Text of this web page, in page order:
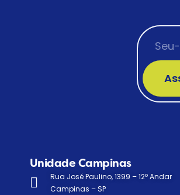
Unidade Campinas
Rua José Paulino, 1399 – 12º Andar
Campinas – SP